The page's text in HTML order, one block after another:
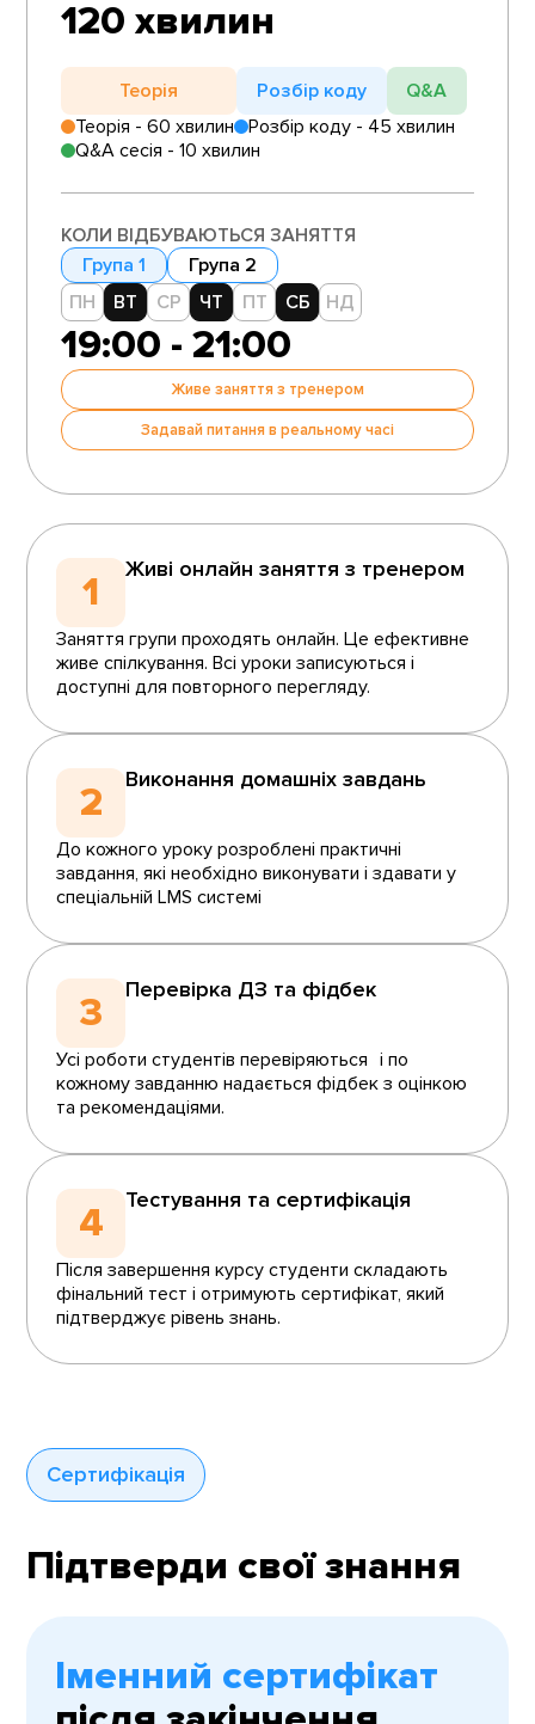
120 хвилин
Теорія Розбір коду
Q&A
Теорія - 60 хвилин Розбір коду - 45 хвилин
Q&A сесія - 10 хвилин
КОЛИ ВІДБУВАЮТЬСЯ ЗАНЯТТЯ
Група 1
Група 2
ПН
ВТ СР ЧТ ПТ СБ НД
19:00 - 21:00
Живе заняття з тренером
Задавай питання в реальному часі
1 Живі онлайн заняття з тренером
Заняття групи проходять онлайн. Це ефективне
живе спілкування. Всі уроки записуються і
доступні для повторного перегляду.
2 Виконання домашніх завдань
До кожного уроку розроблені практичні
завдання, які необхідно виконувати і здавати у
спеціальній LMS системі
3 Перевірка ДЗ та фідбек
Усі роботи студентів перевіряються і по
кожному завданню надається фідбек з оцінкою
та рекомендаціями.
4 Тестування та сертифікація
Після завершення курсу студенти складають
фінальний тест і отримують сертифікат, який
підтверджує рівень знань.
Сертифікація
Підтверди свої знання
Іменний сертифікат